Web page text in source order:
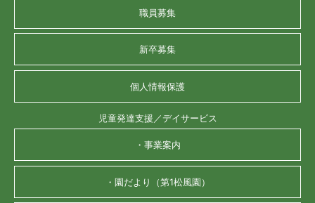
職員募集
新卒募集
個人情報保護
児童発達支援／デイサービス
・事業案内
・園だより（第1松風園）